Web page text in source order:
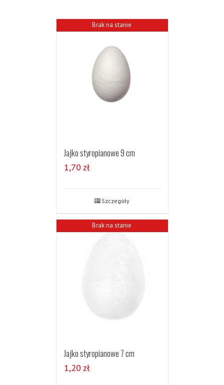
Brak na stanie
Jajko styropianowe 9 cm
1,70 zł
Szczegóły
Brak na stanie
Jajko styropianowe 7 cm
1,20 zł